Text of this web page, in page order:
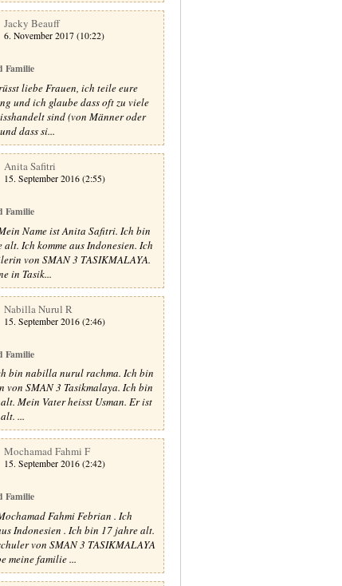
Jacky Beauff
6. November 2017 (10:22)
Familie
liebe Frauen, ich teile eure
und ich glaube dass oft zu viele
sind (von Männer oder
dass si...
Anita Safitri
15. September 2016 (2:55)
Familie
Name ist Anita Safitri. Ich bin
alt. Ich komme aus Indonesien. Ich
von SMAN 3 TASIKMALAYA.
in Tasik...
Nabilla Nurul R
15. September 2016 (2:46)
Familie
bin nabilla nurul rachma. Ich bin
von SMAN 3 Tasikmalaya. Ich bin
Mein Vater heisst Usman. Er ist
...
Mochamad Fahmi F
15. September 2016 (2:42)
Familie
Fahmi Febrian . Ich
Indonesien . Ich bin 17 jahre alt.
von SMAN 3 TASIKMALAYA
meine familie ...